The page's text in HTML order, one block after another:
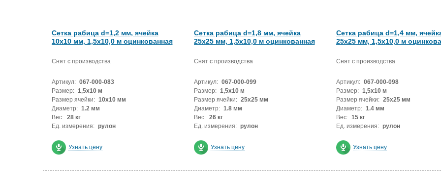
Сетка рабица d=1,2 мм, ячейка
10x10 мм, 1,5х10,0 м оцинкованная
Снят с производства
Артикул: 067-000-083
Размер: 1,5х10 м
Размер ячейки: 10x10 мм
Диаметр: 1.2 мм
Вес: 28 кг
Ед. измерения: рулон
Узнать цену
Сетка рабица d=1,8 мм, ячейка
25x25 мм, 1,5х10,0 м оцинкованная
Снят с производства
Артикул: 067-000-099
Размер: 1,5х10 м
Размер ячейки: 25x25 мм
Диаметр: 1.8 мм
Вес: 26 кг
Ед. измерения: рулон
Узнать цену
Сетка рабица d=1,4 мм,
25x25 мм, 1,5х10,0 м
Снят с производства
Артикул: 067-000-098
Размер: 1,5х10 м
Размер ячейки: 25x25 мм
Диаметр: 1.4 мм
Вес: 15 кг
Ед. измерения: рулон
Узнать цену